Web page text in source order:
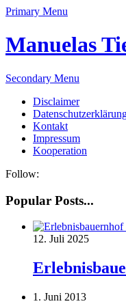
Primary Menu
Manuelas
Secondary Menu
Disclaimer
Kontakt
Impressum
Kooperation
Follow:
Popular Posts...
12. Juli 2025
1. Juni 2013